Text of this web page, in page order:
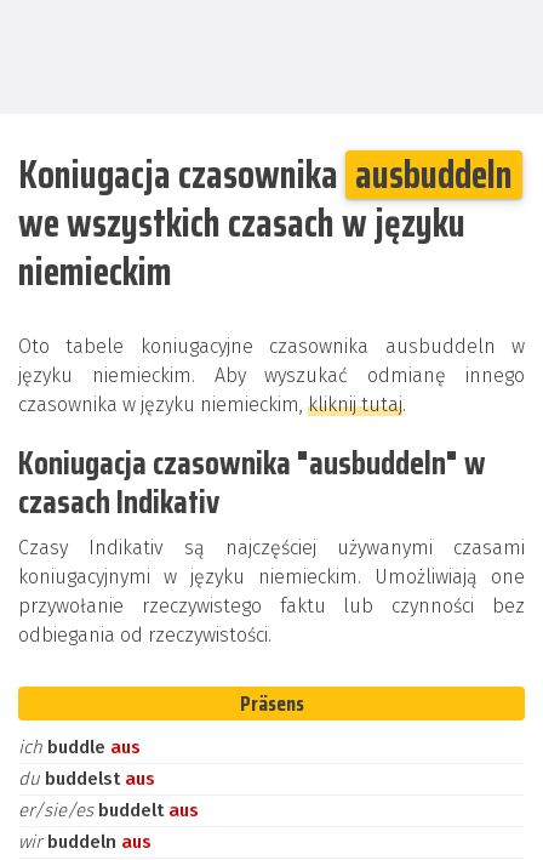
Koniugacja czasownika ausbuddeln
we wszystkich czasach w języku
niemieckim
Oto tabele koniugacyjne czasownika ausbuddeln w
języku niemieckim. Aby wyszukać odmianę innego
czasownika w języku niemieckim, kliknij tutaj.
Koniugacja czasownika "ausbuddeln" w
czasach Indikativ
Czasy Indikativ są najczęściej używanymi czasami
koniugacyjnymi w języku niemieckim. Umożliwiają one
przywołanie rzeczywistego faktu lub czynności bez
odbiegania od rzeczywistości.
Präsens
ich buddle aus
du buddelst aus
er/sie/es buddelt aus
wirbuddeln aus